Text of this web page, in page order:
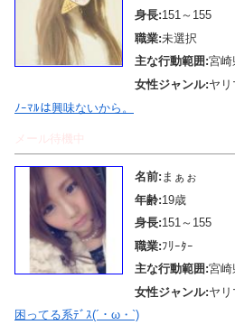
身長:151～155
職業:未選択
主な行動範囲:宮崎
女性ジャンル:ヤ
ﾉｰﾏﾙは興味ないから。
メール待機中
名前: まぁぉ
年齢:19歳
身長:151～155
職業:ﾌﾘｰﾀｰ
主な行動範囲:宮崎
女性ジャンル:ヤ
困ってる系ﾃﾞｽ(´・ω・`)